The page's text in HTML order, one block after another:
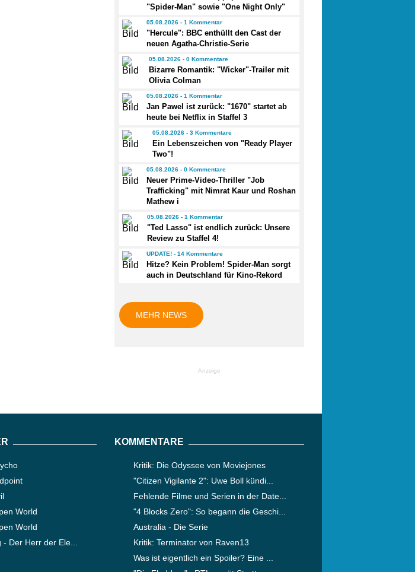
"Spider-Man" sowie "One Night Only"
05.08.2026 - 1 Kommentar
"Hercule": BBC enthüllt den Cast der
neuen Agatha-Christie-Serie
05.08.2026 - 0 Kommentare
Bizarre Romantik: "Wicker"-Trailer mit
Olivia Colman
05.08.2026 - 1 Kommentar
Jan Pawel ist zurück: "1670" startet ab
heute bei Netflix in Staffel 3
05.08.2026 - 3 Kommentare
Ein Lebenszeichen von "Ready Player
Two"!
05.08.2026 - 0 Kommentare
Neuer Prime-Video-Thriller "Job
Trafficking" mit Nimrat Kaur und Roshan
Mathew i
05.08.2026 - 1 Kommentar
"Ted Lasso" ist endlich zurück: Unsere
Review zu Staffel 4!
UPDATE! - 14 Kommentare
Hitze? Kein Problem! Spider-Man sorgt
auch in Deutschland für Kino-Rekord
MEHR NEWS
Anzeige
World
World
Der Herr der Ele...
KOMMENTARE
Kritik: Die Odyssee von Moviejones
"Citizen Vigilante 2": Uwe Boll kündi...
Fehlende Filme und Serien in der Date...
"4 Blocks Zero": So begann die Geschi...
Australia - Die Serie
Kritik: Terminator von Raven13
Was ist eigentlich ein Spoiler? Eine ...